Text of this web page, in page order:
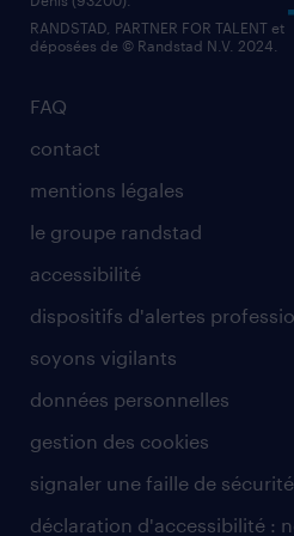
FAQ
contact
mentions légales
le groupe randstad
accessibilité
dispositifs d'alertes
soyons vigilants
données personnelles
gestion des cookies
signaler une faille de sécurité
déclaration d'accessibilité :
RANDSTAD, PARTNER FOR TALENT et
déposées de © Randstad N.V. 2024.